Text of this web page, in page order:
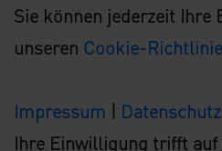
Sie können jederzeit Ihre
unseren Cookie-
Impressum | Datenschutz
Ihre Einwilligung trifft auf